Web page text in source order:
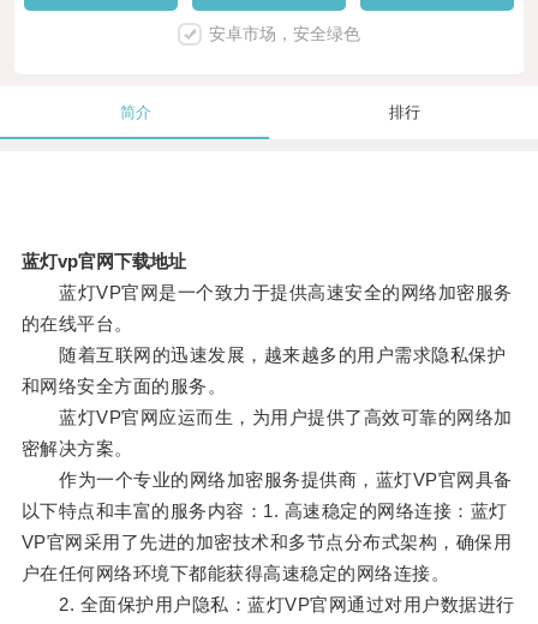
安卓市场，安全绿色
简介 排行
蓝灯vp官网下载地址
蓝灯VP官网是一个致力于提供高速安全的网络加密服务
的在线平台。
随着互联网的迅速发展，越来越多的用户需求隐私保护
和网络安全方面的服务。
蓝灯VP官网应运而生，为用户提供了高效可靠的网络加
密解决方案。
作为一个专业的网络加密服务提供商，蓝灯VP官网具备
以下特点和丰富的服务内容：1. 高速稳定的网络连接：蓝灯
VP官网采用了先进的加密技术和多节点分布式架构，确保用
户在任何网络环境下都能获得高速稳定的网络连接。
2. 全面保护用户隐私：蓝灯VP官网通过对用户数据进行